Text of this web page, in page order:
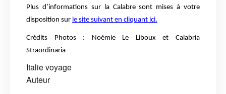
Plus d’informations sur la Calabre sont mises à votre
disposition sur le site suivant en cliquant ici.
Crédits Photos : Noémie Le Liboux et Calabria
Straordinaria
Italievoyage
Auteur